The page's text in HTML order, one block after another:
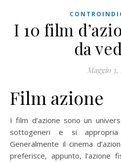
I 10 film
da
Maggio 3,
Film azione
I film d’azione sono un universo vasto che ingloba molti
sottogeneri e si
Generalmente il cinema
preferisce, appunto, l’azione